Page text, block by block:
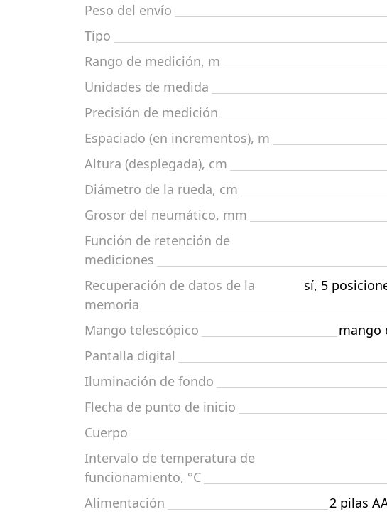
Peso del envío
Tipo
Rango de medición, m
Unidades de medida
Precisión de medición
Espaciado (en incrementos), m
Altura (desplegada), cm
Diámetro de la rueda, cm
Grosor del neumático, mm
Función de retención de
mediciones
Recuperación de datos de la
memoria
sí, 5
Mango telescópico
mango
Pantalla digital
Iluminación de fondo
Flecha de punto de inicio
Cuerpo
Intervalo de temperatura de
funcionamiento, °C
Alimentación 2 pilas